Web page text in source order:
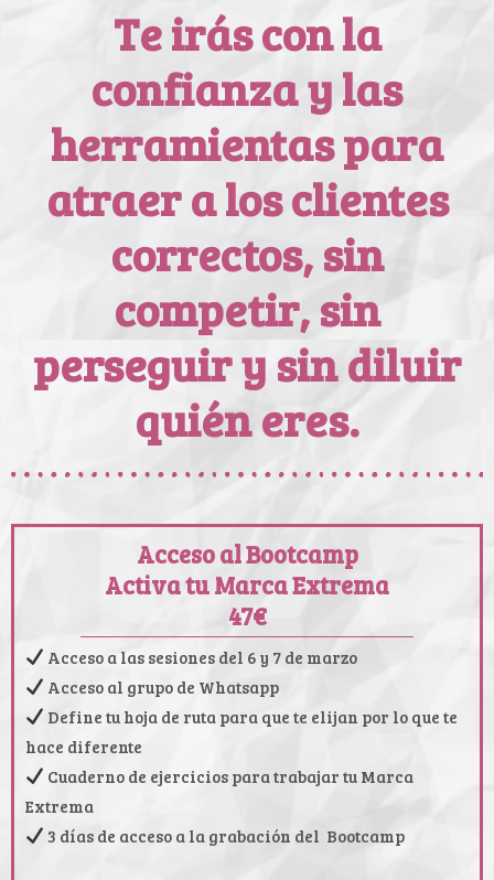
Te irás con la
confianza y las
herramientas para
atraer a los clientes
correctos, sin
competir, sin
perseguir y sin diluir
quién eres.
Acceso al Bootcamp
Activa tu Marca Extrema
47€
Acceso a las sesiones del 6 y 7 de marzo
Acceso al grupo de Whatsapp
Define tu hoja de ruta para que te elijan por lo que te
hace diferente
Cuaderno de ejercicios para trabajar tu Marca
Extrema
3 días de acceso a la grabación del Bootcamp